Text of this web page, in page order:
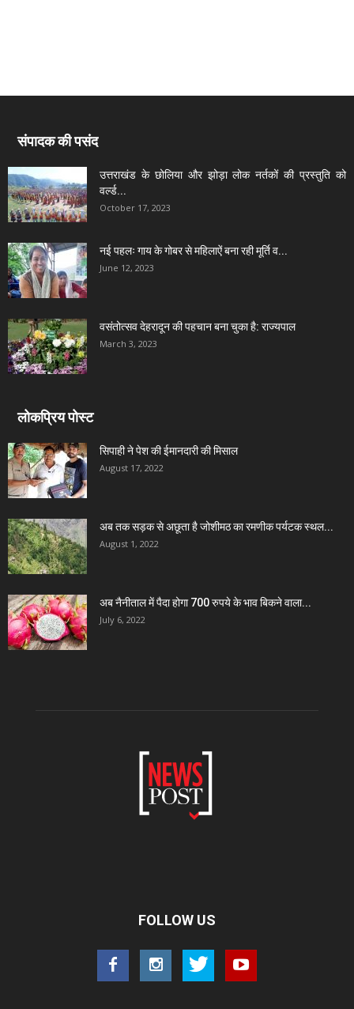
संपादक की पसंद
उत्तराखंड के छोलिया और झोड़ा लोक नर्तकों की प्रस्तुति को
वर्ल्ड...
October 17, 2023
नई पहलः गाय के गोबर से महिलाऐं बना रही मूर्ति व...
June 12, 2023
वसंतोत्सव देहरादून की पहचान बना चुका है: राज्यपाल
March 3, 2023
लोकप्रिय पोस्ट
सिपाही ने पेश की ईमानदारी की मिसाल
August 17, 2022
अब तक सड़क से अछूता है जोशीमठ का रमणीक पर्यटक स्थल...
August 1, 2022
अब नैनीताल में पैदा होगा 700 रुपये के भाव बिकने वाला...
July 6, 2022
FOLLOW US